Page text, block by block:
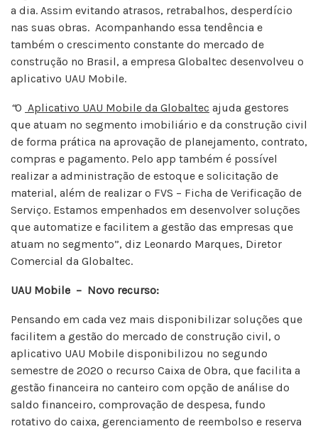
a dia. Assim evitando atrasos, retrabalhos, desperdício
nas suas obras. Acompanhando essa tendência e
também o crescimento constante do mercado de
construção no Brasil, a empresa Globaltec desenvolveu o
aplicativo UAU Mobile.
“O Aplicativo UAU Mobile da Globaltec ajuda gestores
que atuam no segmento imobiliário e da construção civil
de forma prática na aprovação de planejamento, contrato,
compras e pagamento. Pelo app também é possível
realizar a administração de estoque e solicitação de
material, além de realizar o FVS – Ficha de Verificação de
Serviço. Estamos empenhados em desenvolver soluções
que automatize e facilitem a gestão das empresas que
atuam no segmento”, diz Leonardo Marques, Diretor
Comercial da Globaltec.
UAU Mobile – Novo recurso:
Pensando em cada vez mais disponibilizar soluções que
facilitem a gestão do mercado de construção civil, o
aplicativo UAU Mobile disponibilizou no segundo
semestre de 2020 o recurso Caixa de Obra, que facilita a
gestão financeira no canteiro com opção de análise do
saldo financeiro, comprovação de despesa, fundo
rotativo do caixa, gerenciamento de reembolso e reserva